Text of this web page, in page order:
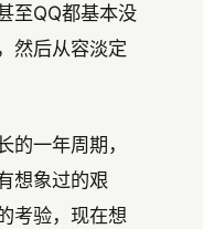
至QQ都基本没
然后从容淡定
的一年周期，
想象过的艰
考验，现在想